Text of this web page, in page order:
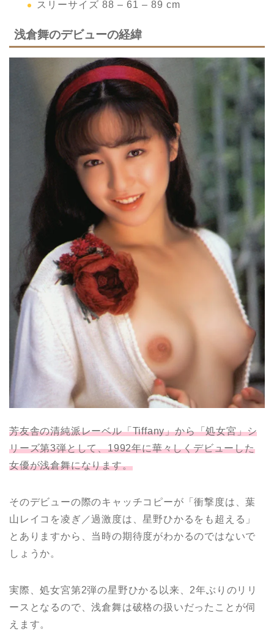
スリーサイズ 88 – 61 – 89 cm
浅倉舞のデビューの経緯
芳友舎の清純派レーベル「Tiffany」から「処女宮」シ
リーズ第3弾として、1992年に華々しくデビューした
女優が浅倉舞になります。
そのデビューの際のキャッチコピーが「衝撃度は、葉
山レイコを凌ぎ／過激度は、星野ひかるをも超える」
とありますから、当時の期待度がわかるのではないで
しょうか。
実際、処女宮第2弾の星野ひかる以来、2年ぶりのリリ
ースとなるので、浅倉舞は破格の扱いだったことが伺
えます。